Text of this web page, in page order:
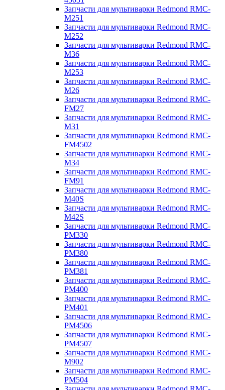
Запчасти для мультиварки Redmond RMC-
M251
Запчасти для мультиварки Redmond RMC-
M252
Запчасти для мультиварки Redmond RMC-
M36
Запчасти для мультиварки Redmond RMC-
M253
Запчасти для мультиварки Redmond RMC-
M26
Запчасти для мультиварки Redmond RMC-
FM27
Запчасти для мультиварки Redmond RMC-
M31
Запчасти для мультиварки Redmond RMC-
FM4502
Запчасти для мультиварки Redmond RMC-
M34
Запчасти для мультиварки Redmond RMC-
FM91
Запчасти для мультиварки Redmond RMC-
M40S
Запчасти для мультиварки Redmond RMC-
M42S
Запчасти для мультиварки Redmond RMC-
PM330
Запчасти для мультиварки Redmond RMC-
PM380
Запчасти для мультиварки Redmond RMC-
PM381
Запчасти для мультиварки Redmond RMC-
PM400
Запчасти для мультиварки Redmond RMC-
PM401
Запчасти для мультиварки Redmond RMC-
PM4506
Запчасти для мультиварки Redmond RMC-
PM4507
Запчасти для мультиварки Redmond RMC-
M902
Запчасти для мультиварки Redmond RMC-
PM504